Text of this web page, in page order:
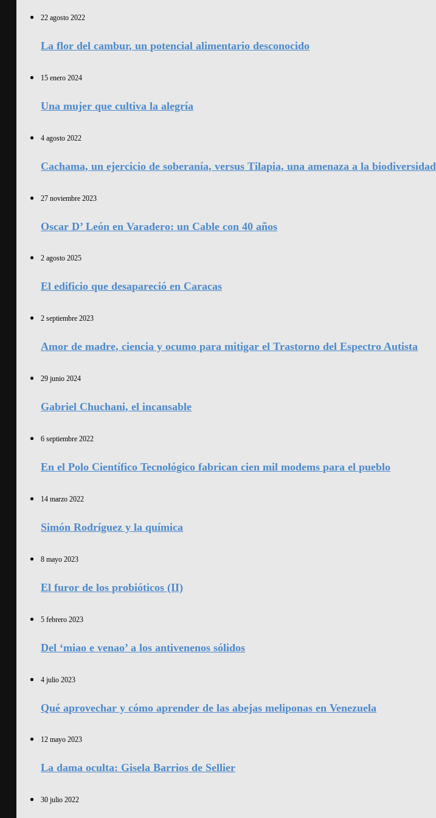
22 agosto 2022
La flor del cambur, un potencial alimentario desconocido
15 enero 2024
Una mujer que cultiva la alegría
4 agosto 2022
Cachama, un ejercicio de soberanía, versus Tilapia, una amenaza a la biodiversidad
27 noviembre 2023
Oscar D’ León en Varadero: un Cable con 40 años
2 agosto 2025
El edificio que desapareció en Caracas
2 septiembre 2023
Amor de madre, ciencia y ocumo para mitigar el Trastorno del Espectro Autista
29 junio 2024
Gabriel Chuchani, el incansable
6 septiembre 2022
En el Polo Científico Tecnológico fabrican cien mil modems para el pueblo
14 marzo 2022
Simón Rodríguez y la química
8 mayo 2023
El furor de los probióticos (II)
5 febrero 2023
Del ‘miao e venao’ a los antivenenos sólidos
4 julio 2023
Qué aprovechar y cómo aprender de las abejas meliponas en Venezuela
12 mayo 2023
La dama oculta: Gisela Barrios de Sellier
30 julio 2022